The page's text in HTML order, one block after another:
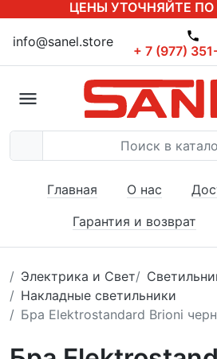
ЦЕНЫ УТОЧНЯЙТЕ ПО
info@sanel.store
+ 7 (977)
Главная О нас
Гарантия и возврат
Электрика и Свет
Накладные светильники
Бра Elektrostandard Brioni